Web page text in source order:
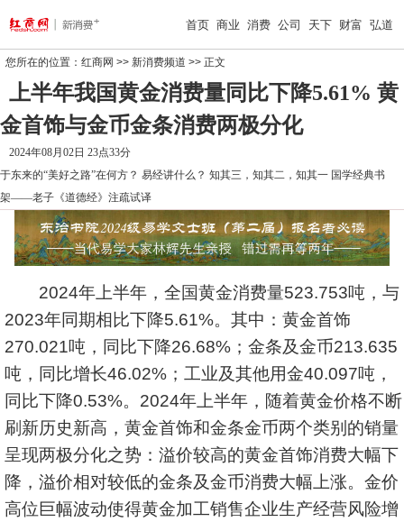
首页 商业 消费 公司 天下 财富 弘道
您所在的位置： 红商网 >> 新消费频道 >> 正文
上半年我国黄金消费量同比下降5.61% 黄
金首饰与金币金条消费两极分化
2024年08月02日 23点33分
于东来的“美好之路”在何方？ 易经讲什么？ 知其三，知其二，知其一 国学经典书
架——老子《道德经》注疏试译
2024年上半年，全国黄金消费量523.753吨，与
2023年同期相比下降5.61%。其中：黄金首饰
270.021吨，同比下降26.68%；金条及金币213.635
吨，同比增长46.02%；工业及其他用金40.097吨，
同比下降0.53%。2024年上半年，随着黄金价格不断
刷新历史新高，黄金首饰和金条金币两个类别的销量
呈现两极分化之势：溢价较高的黄金首饰消费大幅下
降，溢价相对较低的金条及金币消费大幅上涨。金价
高位巨幅波动使得黄金加工销售企业生产经营风险增